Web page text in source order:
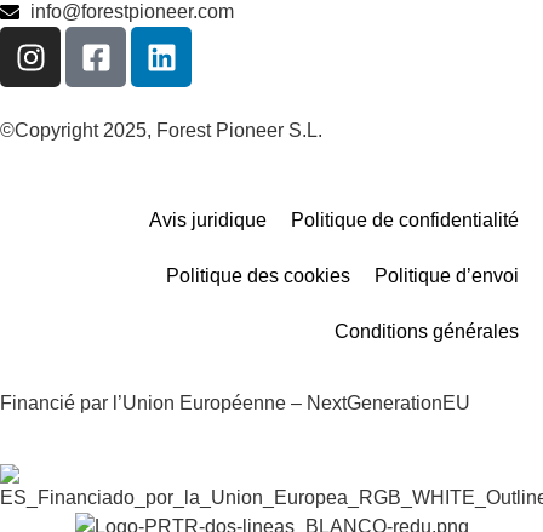
info@forestpioneer.com
©Copyright 2025, Forest Pioneer S.L.
Avis juridique Politique de confidentialité
Politique des cookies Politique d’envoi
Conditions générales
Financié par l’Union Européenne – NextGenerationEU